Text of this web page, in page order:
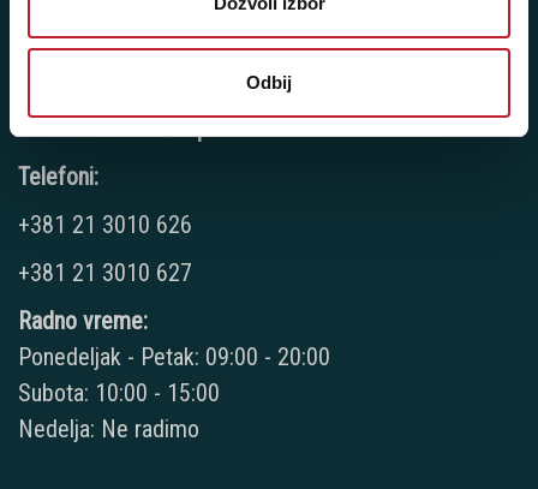
Odbij
Novi Sad - Futoški put 1
Telefoni:
+381 21 3010 626
+381 21 3010 627
Radno vreme:
Ponedeljak - Petak: 09:00 - 20:00
Subota: 10:00 - 15:00
Nedelja: Ne radimo